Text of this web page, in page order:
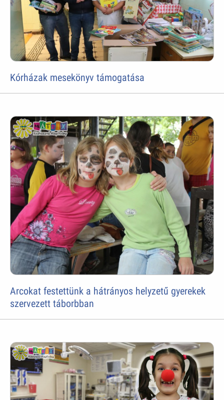
Kórházak mesekönyv támogatása
Arcokat festettünk a hátrányos helyzetű gyerekek
szervezett táborbban